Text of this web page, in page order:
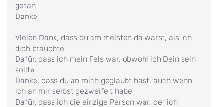
getan
Danke
Vielen Dank, dass du am meisten da warst, als ich
dich brauchte
Dafür, dass ich mein Fels war, obwohl ich Dein sein
sollte
Danke, dass du an mich geglaubt hast, auch wenn
ich an mir selbst gezweifelt habe
Dafür, dass ich die einzige Person war, der ich